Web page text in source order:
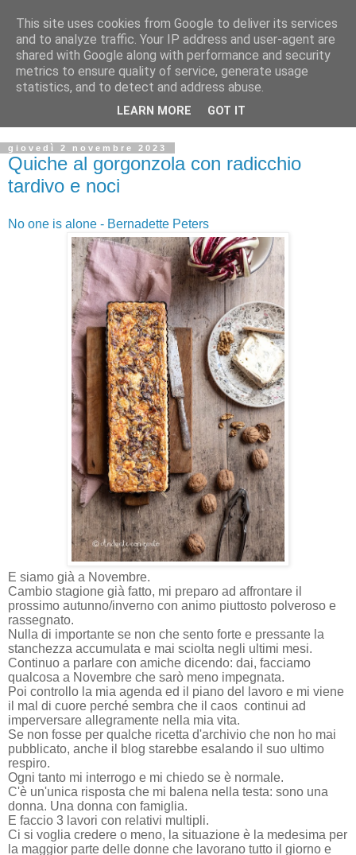
giovedì 2 novembre 2023
Quiche al gorgonzola con radicchio
tardivo e noci
No one is alone - Bernadette Peters
E siamo già a Novembre.
Cambio stagione già fatto, mi preparo ad affrontare il
prossimo autunno/inverno con animo piuttosto polveroso e
rassegnato.
Nulla di importante se non che sento forte e pressante la
stanchezza accumulata e mai sciolta negli ultimi mesi.
Continuo a parlare con amiche dicendo: dai, facciamo
qualcosa a Novembre che sarò meno impegnata.
Poi controllo la mia agenda ed il piano del lavoro e mi viene
il mal di cuore perché sembra che il caos continui ad
imperversare allegramente nella mia vita.
Se non fosse per qualche ricetta d'archivio che non ho mai
pubblicato, anche il blog starebbe esalando il suo ultimo
respiro.
Ogni tanto mi interrogo e mi chiedo se è normale.
C'è un'unica risposta che mi balena nella testa: sono una
donna. Una donna con famiglia.
E faccio 3 lavori con relativi multipli.
Ci si voglia credere o meno, la situazione è la medesima per
la maggior parte delle donne che lavorano tutto il giorno e
This site uses cookies from Google to deliver its services
and to analyze traffic. Your IP address and user-agent are
shared with Google along with performance and security
metrics to ensure quality of service, generate usage
statistics, and to detect and address abuse.
LEARN MORE GOT IT